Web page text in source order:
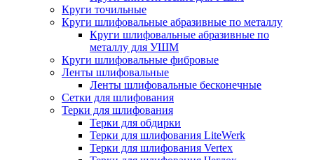
Круги точильные
Круги шлифовальные абразивные по металлу
Круги шлифовальные абразивные по
металлу для УШМ
Круги шлифовальные фибровые
Ленты шлифовальные
Ленты шлифовальные бесконечные
Сетки для шлифования
Терки для шлифования
Терки для обдирки
Терки для шлифования LiteWerk
Терки для шлифования Vertex